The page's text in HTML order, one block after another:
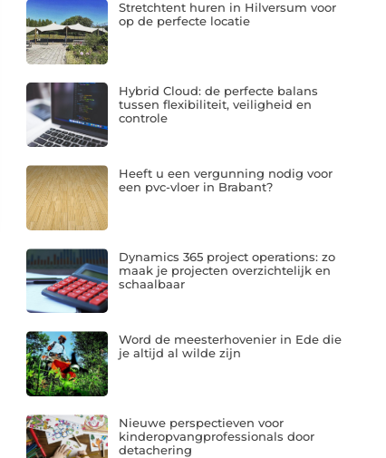
Stretchtent huren in Hilversum voor
op de perfecte locatie
Hybrid Cloud: de perfecte balans
tussen flexibiliteit, veiligheid en
controle
Heeft u een vergunning nodig voor
een pvc-vloer in Brabant?
Dynamics 365 project operations: zo
maak je projecten overzichtelijk en
schaalbaar
Word de meesterhovenier in Ede die
je altijd al wilde zijn
Nieuwe perspectieven voor
kinderopvangprofessionals door
detachering